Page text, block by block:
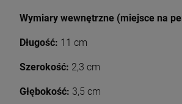
Wymiary wewnętrzne (miejsce na
Długość: 11 cm
Szerokość: 2,3 cm
Głębokość: 3,5 cm